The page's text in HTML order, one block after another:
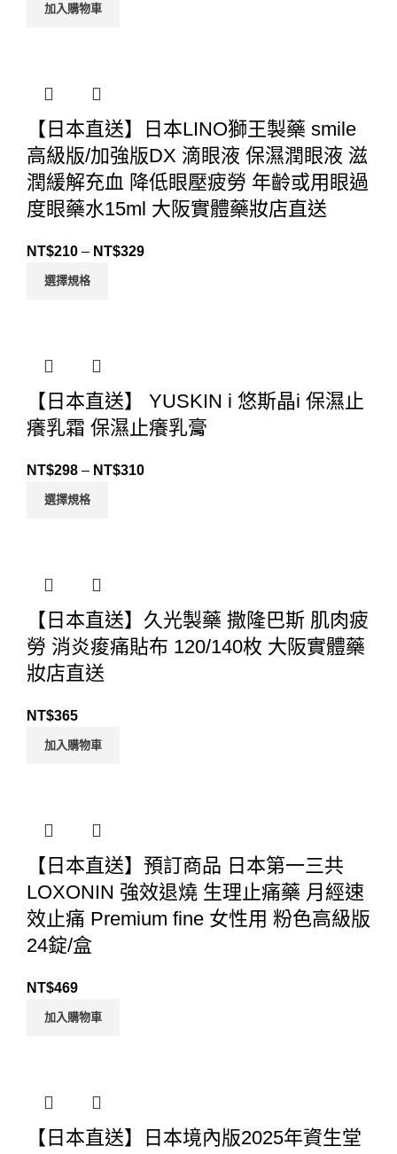
加入購物車
【日本直送】日本LINO獅王製藥 smile
高級版/加強版DX 滴眼液 保濕潤眼液 滋
潤緩解充血 降低眼壓疲勞 年齡或用眼過
度眼藥水15ml 大阪實體藥妝店直送
NT$210 – NT$329
選擇規格
【日本直送】 YUSKIN i 悠斯晶i 保濕止
癢乳霜 保濕止癢乳膏
NT$298 – NT$310
選擇規格
【日本直送】久光製藥 撒隆巴斯 肌肉疲
勞 消炎痠痛貼布 120/140枚 大阪實體藥
妝店直送
NT$365
加入購物車
【日本直送】預訂商品 日本第一三共
LOXONIN 強效退燒 生理止痛藥 月經速
效止痛 Premium fine 女性用 粉色高級版
24錠/盒
NT$469
加入購物車
【日本直送】日本境內版2025年資生堂